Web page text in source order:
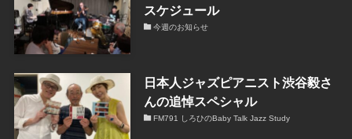
スケジュール
今週のお知らせ
日本人ジャズピアニスト渋谷毅さ
んの追悼スペシャル
FM791 しろひのBaby Talk Jazz Study